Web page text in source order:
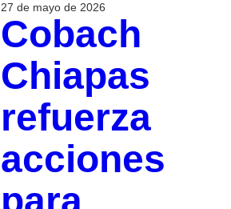
27 de mayo de 2026
Cobach
Chiapas
refuerza
acciones